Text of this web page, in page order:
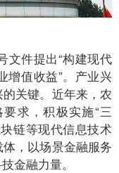
件提出“构建现代
增值收益”。产业兴
关键。近年来，农
求，积极实施“三
链等现代信息技术
，以场景金融服务
金融力量。